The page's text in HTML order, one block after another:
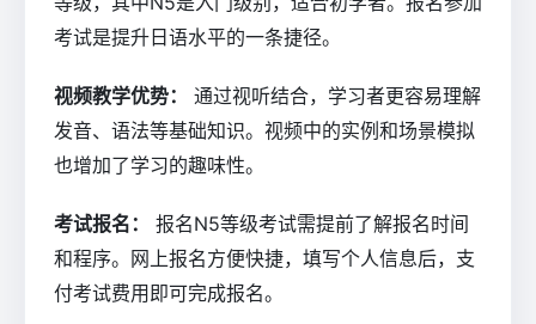
考试是提升日语水平的一条捷径。
视频教学优势：
通过视听结合，学习者更容易理解
发音、语法等基础知识。视频中的实例和场景模拟
也增加了学习的趣味性。
考试报名：
报名N5等级考试需提前了解报名时间
和程序。网上报名方便快捷，填写个人信息后，支
付考试费用即可完成报名。